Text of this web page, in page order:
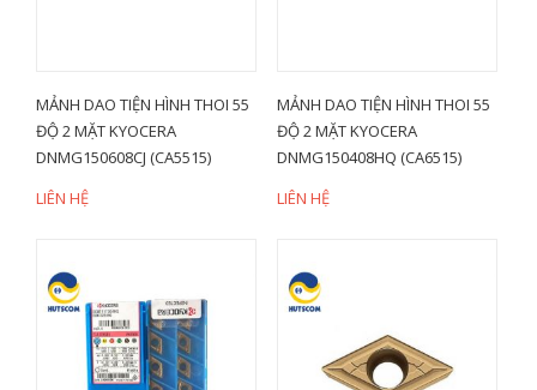
MẢNH DAO TIỆN HÌNH THOI 55
ĐỘ 2 MẶT KYOCERA
DNMG150608CJ (CA5515)
LIÊN HỆ
MẢNH DAO TIỆN HÌNH THOI 55
ĐỘ 2 MẶT KYOCERA
DNMG150408HQ (CA6515)
LIÊN HỆ